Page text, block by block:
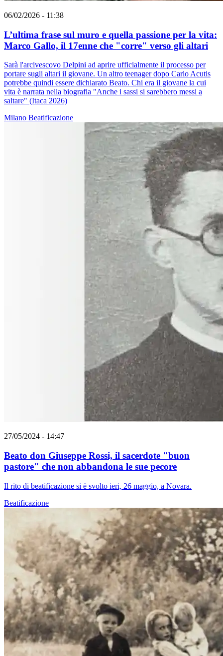
06/02/2026 - 11:38
L’ultima frase sul muro e quella passione per la vita:
Marco Gallo, il 17enne che "corre" verso gli altari
Sarà l'arcivescovo Delpini ad aprire ufficialmente il processo per
portare sugli altari il giovane. Un altro teenager dopo Carlo Acutis
potrebbe quindi essere dichiarato Beato. Chi era il giovane la cui
vita è narrata nella biografia "Anche i sassi si sarebbero messi a
saltare" (Itaca 2026)
Milano Beatificazione
27/05/2024 - 14:47
Beato don Giuseppe Rossi, il sacerdote "buon
pastore" che non abbandona le sue pecore
Il rito di beatificazione si è svolto ieri, 26 maggio, a Novara.
Beatificazione